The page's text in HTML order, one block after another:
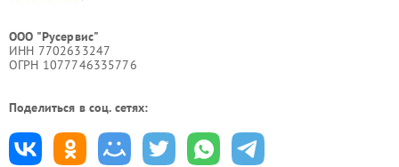
ООО "Русервис"
ИНН 7702633247
ОГРН 1077746335776
Поделиться в соц. сетях: